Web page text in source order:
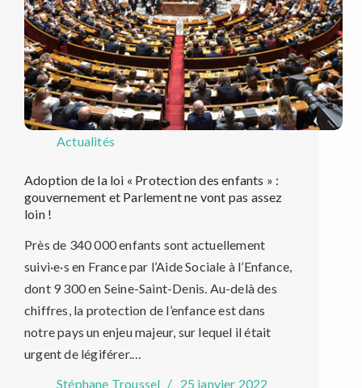
Actualités
Adoption de la loi « Protection des enfants » :
gouvernement et Parlement ne vont pas assez
loin !
Près de 340 000 enfants sont actuellement
suivi·e·s en France par l’Aide Sociale à l’Enfance,
dont 9 300 en Seine-Saint-Denis. Au-delà des
chiffres, la protection de l’enfance est dans
notre pays un enjeu majeur, sur lequel il était
urgent de légiférer.…
Stéphane Troussel
25 janvier 2022